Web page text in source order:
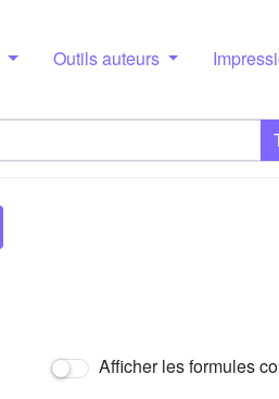
Outils auteurs
Afficher les formules